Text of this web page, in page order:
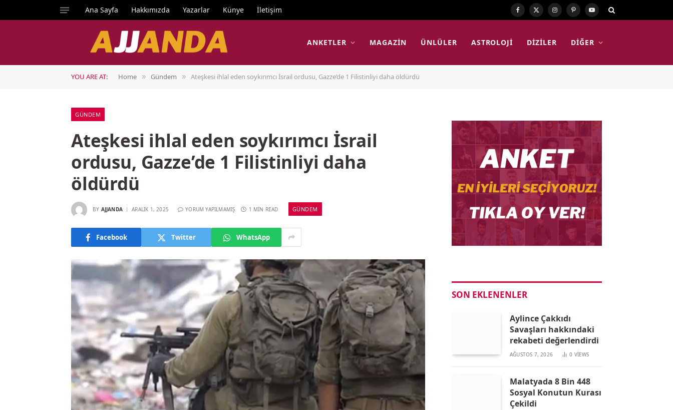
Ana Sayfa Hakkımızda Yazarlar Künye İletişim Facebook
X
Instagram
PinterestYouTube
ANKETLER MAGAZIN ÜNLÜLER ASTROLOJI DIZILER DIĞER
YOU ARE AT: Home » Gündem » Ateşkesi ihlal eden soykırımcı İsrail ordusu, Gazze’de 1 Filistinliyi daha öldürdü
GÜNDEM
Ateşkesi ihlal eden soykırımcı İsrail
ordusu, Gazze’de 1 Filistinliyi daha
öldürdü
BY AJJANDA ARALIK 1, 2025 YORUM YAPILMAMIŞ 1 MIN READ GÜNDEM
Facebook Twitter WhatsApp
SON EKLENENLER
Aylince Çakkıdı
Savaşları hakkındaki
rekabeti değerlendirdi
AĞUSTOS 7, 2026 0 VIEWS
Malatyada 8 Bin 448
Sosyal Konutun Kurası
Çekildi